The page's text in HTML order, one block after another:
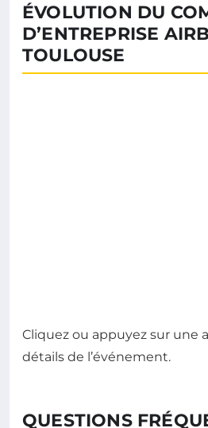
ÉVOLUTION DU
D’ENTREPRISE
TOULOUSE
Cliquez ou appuyez sur une
détails de l’événement.
QUESTIONS